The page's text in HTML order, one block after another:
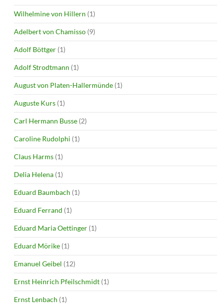
Wilhelmine von Hillern (1)
Adelbert von Chamisso (9)
Adolf Böttger (1)
Adolf Strodtmann (1)
August von Platen-Hallermünde (1)
Auguste Kurs (1)
Carl Hermann Busse (2)
Caroline Rudolphi (1)
Claus Harms (1)
Delia Helena (1)
Eduard Baumbach (1)
Eduard Ferrand (1)
Eduard Maria Oettinger (1)
Eduard Mörike (1)
Emanuel Geibel (12)
Ernst Heinrich Pfeilschmidt (1)
Ernst Lenbach (1)